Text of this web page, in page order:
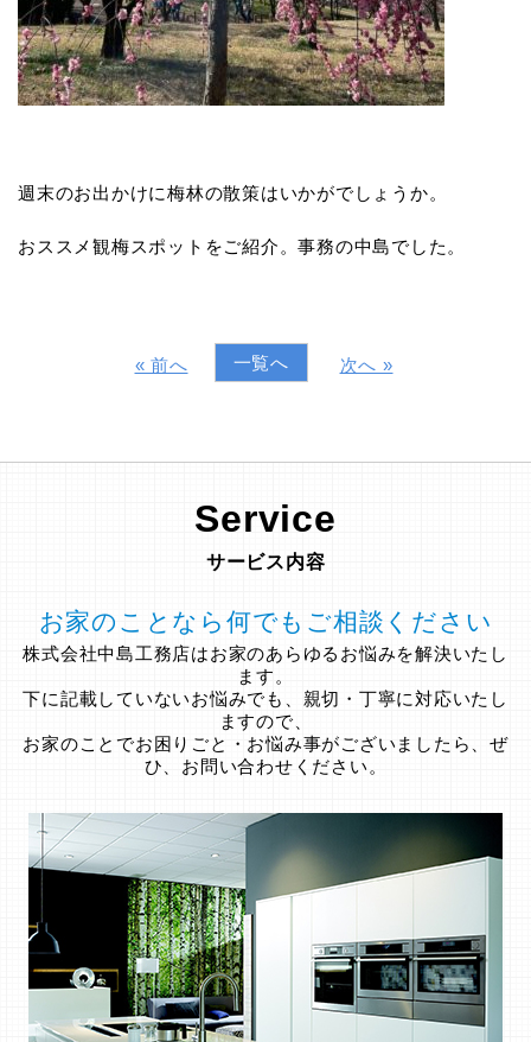
週末のお出かけに梅林の散策はいかがでしょうか。
おススメ観梅スポットをご紹介。事務の中島でした。
« 前へ 一覧へ 次へ »
Service
サービス内容
お家のことなら何でもご相談ください
株式会社中島工務店はお家のあらゆるお悩みを解決いたし
ます。
下に記載していないお悩みでも、親切・丁寧に対応いたし
ますので、
お家のことでお困りごと・お悩み事がございましたら、ぜ
ひ、お問い合わせください。